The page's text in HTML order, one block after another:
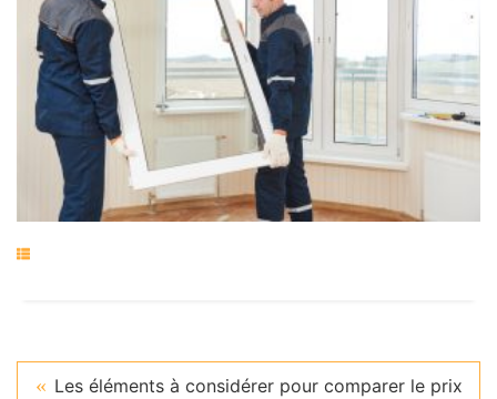
Les éléments à considérer pour comparer le prix